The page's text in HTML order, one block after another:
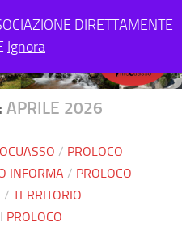
APRILE 2026
/ PROLOCO
INFORMA / PROLOCO
/ TERRITORIO
PROLOCO
DIRETTAMENTE
Ignora